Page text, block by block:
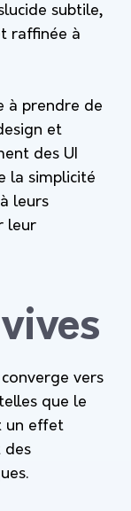
subtile,
raffinée à
à prendre de
et
des UI
la simplicité
leurs
leur
vers
que le
un effet